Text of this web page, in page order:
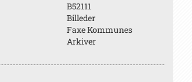
B52111
Billeder
Faxe Kommunes
Arkiver